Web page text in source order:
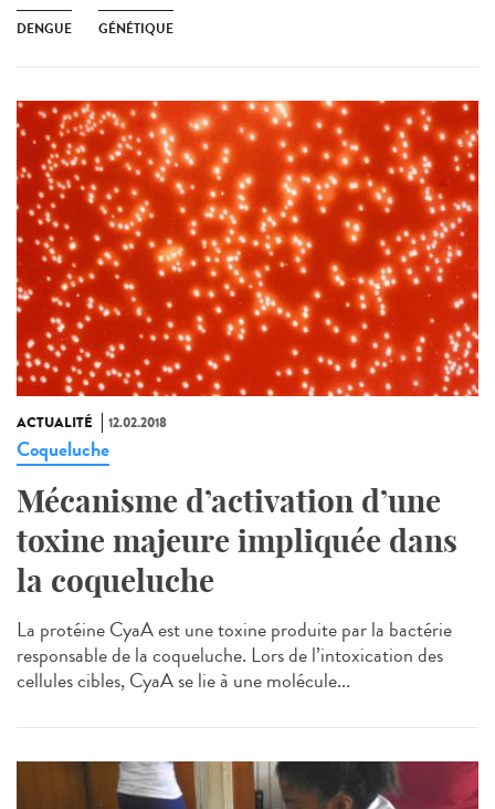
DENGUE GÉNÉTIQUE
ACTUALITÉ 12.02.2018
Coqueluche
Mécanisme d’activation d’une
toxine majeure impliquée dans
la coqueluche
La protéine CyaA est une toxine produite par la bactérie
responsable de la coqueluche. Lors de l’intoxication des
cellules cibles, CyaA se lie à une molécule...